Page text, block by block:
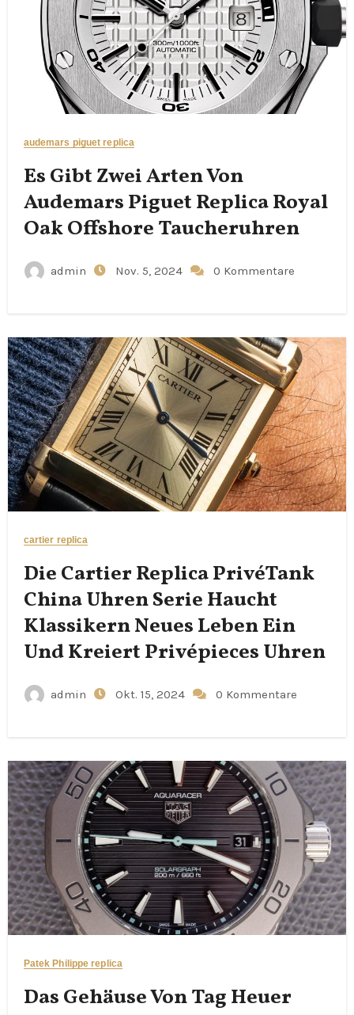
audemars piguet replica
Es Gibt Zwei Arten Von
Audemars Piguet Replica Royal
Oak Offshore Taucheruhren
admin Nov. 5, 2024 0 Kommentare
cartier replica
Die Cartier Replica PrivéTank
China Uhren Serie Haucht
Klassikern Neues Leben Ein
Und Kreiert Privépieces Uhren
admin Okt. 15, 2024 0 Kommentare
Patek Philippe replica
Das Gehäuse Von Tag Heuer